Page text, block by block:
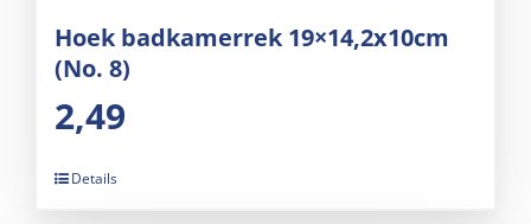
Hoek badkamerrek 19×14,2x10cm
(No. 8)
2,49
Details